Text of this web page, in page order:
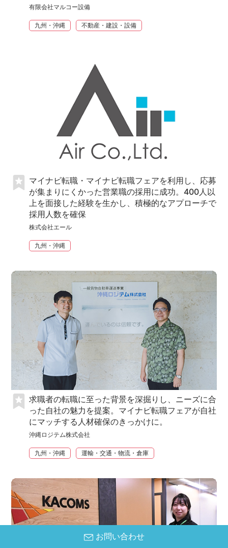
お問い合わせ
有限会社マルコー設備
九州・沖縄 不動産・建設・設備
マイナビ転職・マイナビ転職フェアを利用し、応募
が集まりにくかった営業職の採用に成功。400人以
上を面接した経験を生かし、積極的なアプローチで
採用人数を確保
株式会社エール
九州・沖縄
求職者の転職に至った背景を深掘りし、ニーズに合
った自社の魅力を提案。マイナビ転職フェアが自社
にマッチする人材確保のきっかけに。
沖縄ロジテム株式会社
九州・沖縄 運輸・交通・物流・倉庫